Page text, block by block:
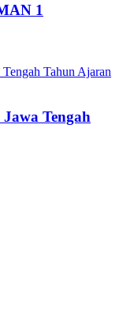
1
Tengah